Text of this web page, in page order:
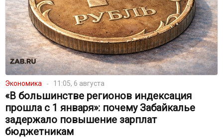
Экономика 11:05, 6 августа
«В большинстве регионов индексация
прошла с 1 января»: почему Забайкалье
задержало повышение зарплат
бюджетникам